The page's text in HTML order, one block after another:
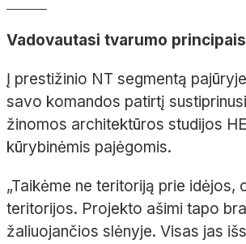
Vadovautasi tvarumo principais
Į prestižinio NT segmentą
savo komandos patirtį
žinomos architektūros studijos
kūrybinėmis pajėgomis.
„Taikėme ne teritoriją prie idėjos,
teritorijos. Projekto ašimi tapo
žaliuojančios slėnyje. Visas jas